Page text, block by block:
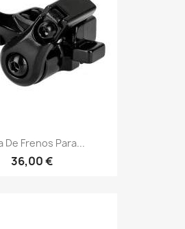
De Frenos Para...
36,00 €